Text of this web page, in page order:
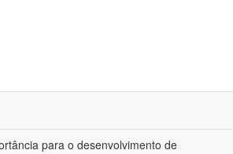
para o desenvolvimento de